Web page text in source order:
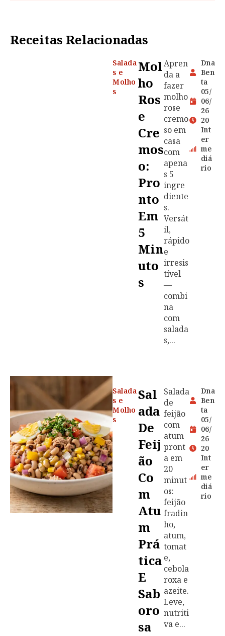
Receitas Relacionadas
Salada
s e
Molho
s
Mol
Ho
Ros
E
Cre
Mos
O:
Pro
Nto
Em
5
Min
Uto
S
Apren
da a
fazer
molho
rose
cremo
so em
casa
com
apena
s 5
ingre
diente
s.
Versát
il,
rápido
e
irresis
tível
—
combi
na
com
salada
s,...
Dna
Ben
ta
05/
06/
26
20
Int
er
me
diá
rio
Salada
s e
Molho
s
Sal
Ada
De
Feij
Ão
Co
M
Atu
M
Prá
Tica
E
Sab
Oro
Sa
Salada
de
feijão
com
atum
pront
a em
20
minut
os:
feijão
fradin
ho,
atum,
tomat
e,
cebola
roxa e
azeite.
Leve,
nutriti
va e...
Dna
Ben
ta
05/
06/
26
20
Int
er
me
diá
rio